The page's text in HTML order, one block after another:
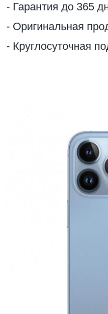
- Гарантия до 365
- Оригинальная
- Круглосуточная